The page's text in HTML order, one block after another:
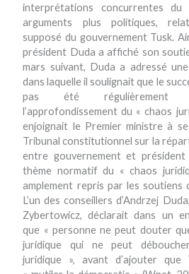
interprétations concurrentes
arguments plus politiques,
supposé du gouvernement Tusk.
président Duda a affiché son
mars suivant, Duda a adressé
dans laquelle il soulignait que le
pas été régulièrement
l’approfondissement du « chaos
enjoignait le Premier ministre à
Tribunal constitutionnel sur la
entre gouvernement et président
thème normatif du « chaos
amplement repris par les soutiens
L’un des conseillers d’Andrzej
Zybertowicz, déclarait dans un
que « personne ne peut douter
juridique qui ne peut
juridique », avant d’ajouter